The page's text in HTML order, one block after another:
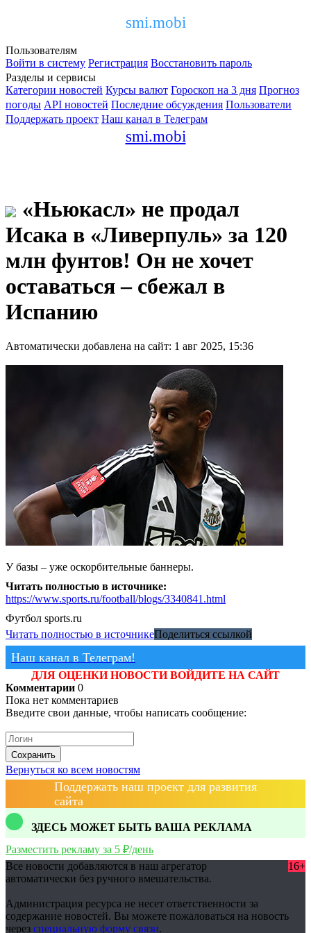
smi.mobi
Пользователям
Войти в систему Регистрация Восстановить пароль
Разделы и сервисы
Категории новостей Курсы валют Гороскоп на 3 дня Прогноз
погоды API новостей Последние обсуждения Пользователи
Поддержать проект Наш канал в Телеграм
smi.mobi
«Ньюкасл» не продал
Исака в «Ливерпуль» за 120
млн фунтов! Он не хочет
оставаться – сбежал в
Испанию
Автоматически добавлена на сайт: 1 авг 2025, 15:36
У базы – уже оскорбительные баннеры.
Читать полностью в источнике:
https://www.sports.ru/football/blogs/3340841.html
Футбол sports.ru
Читать полностью в источникеПоделиться ссылкой
Наш канал в Телеграм!
ДЛЯ ОЦЕНКИ НОВОСТИ ВОЙДИТЕ НА САЙТ
Комментарии 0
Пока нет комментариев
Введите свои данные, чтобы написать сообщение:
Сохранить
Вернуться ко всем новостям
Поддержать наш проект для развития
сайта
ЗДЕСЬ МОЖЕТ БЫТЬ ВАША РЕКЛАМА
Разместить рекламу за 5 ₽/день
Все новости добавляются в наш агрегатор
автоматически без ручного вмешательства.
16+
Администрация ресурса не несет ответственности за
содержание новостей. Вы можете пожаловаться на новость
через специальную форму связи.